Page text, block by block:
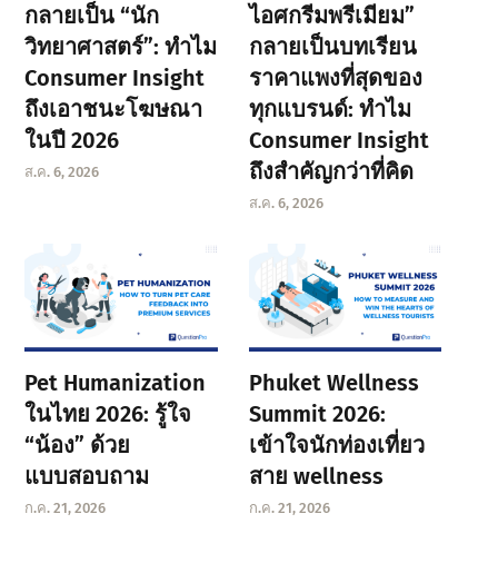
กลายเป็น “นัก
วิทยาศาสตร์”: ทำไม
Consumer Insight
ถึงเอาชนะโฆษณา
ในปี 2026
ส.ค. 6, 2026
ไอศกรีมพรีเมียม”
กลายเป็นบทเรียน
ราคาแพงที่สุดของ
ทุกแบรนด์: ทำไม
Consumer Insight
ถึงสำคัญกว่าที่คิด
ส.ค. 6, 2026
Pet Humanization
ในไทย 2026: รู้ใจ
“น้อง” ด้วย
แบบสอบถาม
ก.ค. 21, 2026
Phuket Wellness
Summit 2026:
เข้าใจนักท่องเที่ยว
สาย wellness
ก.ค. 21, 2026